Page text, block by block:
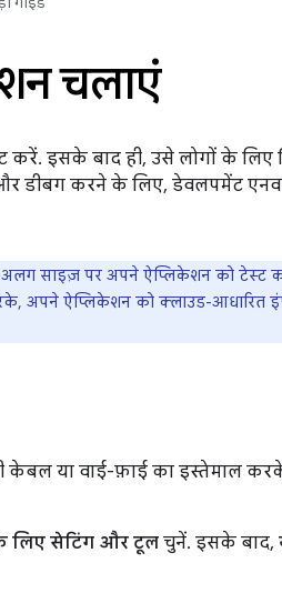
चलाएं
करें. इसके बाद ही, उसे लोगों के लिए
डीबग करने के लिए, डेवलपमेंट
साइज़ पर अपने ऐप्लिकेशन को टेस्ट
अपने ऐप्लिकेशन को क्लाउड-आधारित
या वाई-फ़ाई का इस्तेमाल
लिए सेटिंग और टूल चुनें. इसके बाद,